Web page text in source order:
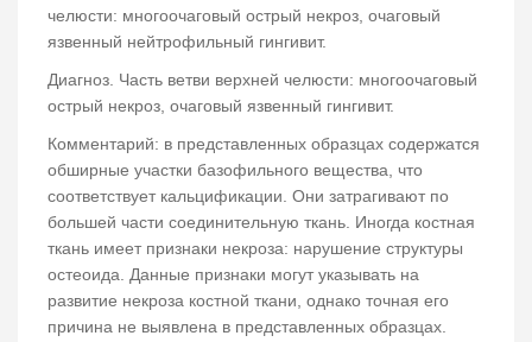
челюсти: многоочаговый острый некроз, очаговый
язвенный нейтрофильный гингивит.
Диагноз. Часть ветви верхней челюсти: многоочаговый
острый некроз, очаговый язвенный гингивит.
Комментарий: в представленных образцах содержатся
обширные участки базофильного вещества, что
соответствует кальцификации. Они затрагивают по
большей части соединительную ткань. Иногда костная
ткань имеет признаки некроза: нарушение структуры
остеоида. Данные признаки могут указывать на
развитие некроза костной ткани, однако точная его
причина не выявлена в представленных образцах.